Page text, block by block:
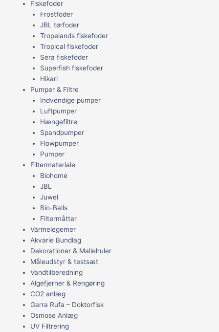
Fiskefoder
Frostfoder
JBL tørfoder
Tropelands fiskefoder
Tropical fiskefoder
Sera fiskefoder
Superfish fiskefoder
Hikari
Pumper & Filtre
Indvendige pumper
Luftpumper
Hængefiltre
Spandpumper
Flowpumper
Pumper
Filtermateriale
Biohome
JBL
Juwel
Bio-Balls
Filtermåtter
Varmelegemer
Akvarie Bundlag
Dekorationer & Mallehuler
Måleudstyr & testsæt
Vandtilberedning
Algefjerner & Rengøring
CO2 anlæg
Garra Rufa – Doktorfisk
Osmose Anlæg
UV Filtrering